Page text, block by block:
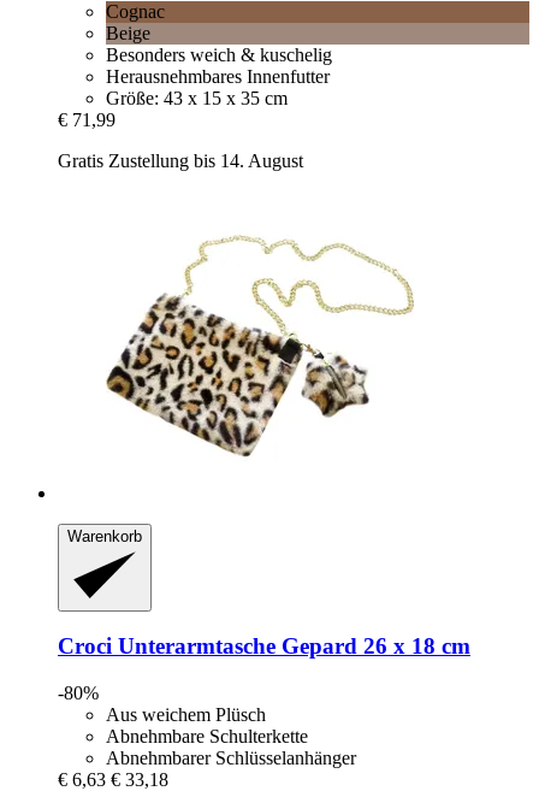
Cognac
Beige
Besonders weich & kuschelig
Herausnehmbares Innenfutter
Größe: 43 x 15 x 35 cm
€ 71,99
Gratis Zustellung bis 14. August
Warenkorb
Croci Unterarmtasche Gepard 26 x 18 cm
-80%
Aus weichem Plüsch
Abnehmbare Schulterkette
Abnehmbarer Schlüsselanhänger
€ 6,63 € 33,18